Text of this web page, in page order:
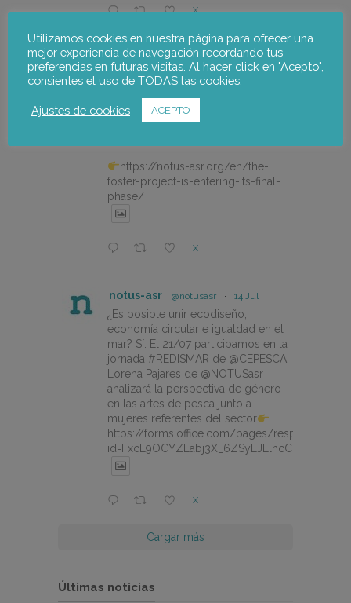
X
notus-asr @notusasr · 20 Jul
The FOSTER project is entering
workshop to validate the Alto
Palancia Climate Change Adaptation
https://notus-asr.org/en/the-
foster-project-is-entering-its-final-
phase/
X
notus-asr @notusasr · 14 Jul
¿Es posible unir ecodiseño,
economía circular e igualdad en el
mar? Sí. El 21/07 participamos en la
jornada #REDISMAR de @CEPESCA.
Lorena Pajares de @NOTUSasr
analizará la perspectiva de género
en las artes de pesca junto a
mujeres referentes del sector
https://forms.office.com/pages/
X
Cargar más
Últimas noticias
Utilizamos cookies en nuestra página para ofrecer una
mejor experiencia de navegación recordando tus
preferencias en futuras visitas. Al hacer click en "Acepto",
consientes el uso de TODAS las cookies.
Ajustes de cookies ACEPTO